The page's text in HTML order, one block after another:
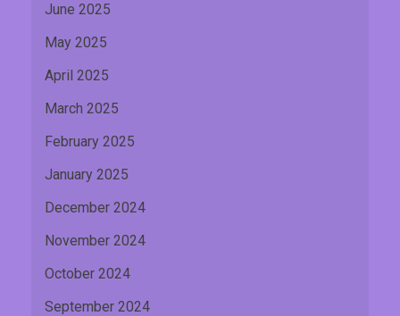
June 2025
May 2025
April 2025
March 2025
February 2025
January 2025
December 2024
November 2024
October 2024
September 2024